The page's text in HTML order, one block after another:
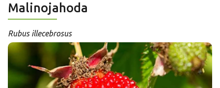
Malinojahoda
Rubus illecebrosus